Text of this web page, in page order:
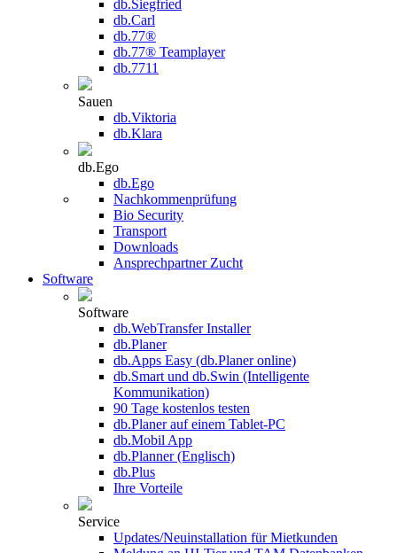
db.Siegfried
db.Carl
db.77®
db.77® Teamplayer
db.7711
Sauen
db.Viktoria
db.Klara
db.Ego
db.Ego
Nachkommenprüfung
Bio Security
Transport
Downloads
Ansprechpartner Zucht
Software
Software
db.WebTransfer Installer
db.Planer
db.Apps Easy (db.Planer online)
db.Smart und db.Swin (Intelligente
Kommunikation)
90 Tage kostenlos testen
db.Planer auf einem Tablet-PC
db.Mobil App
db.Planner (Englisch)
db.Plus
Ihre Vorteile
Service
Updates/Neuinstallation für Mietkunden